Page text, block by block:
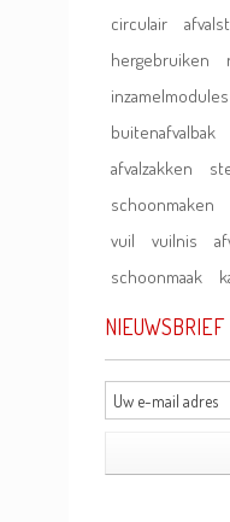
circulair
hergebruiken
inzamelmodules
buitenafvalbak
afvalzakken
schoonmaken
vuil
vuilnis
schoonmaak
NIEUWSBRIEF